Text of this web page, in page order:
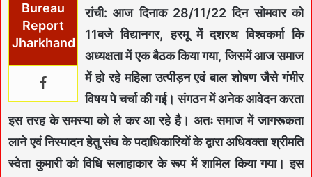
Bureau
Report
Jharkhand
रांची: आज दिनाक 28/11/22 दिन सोमवार को
11बजे विद्यानगर, हरमू में दशरथ विश्वकर्मा कि
अध्यक्षता में एक बैठक किया गया, जिसमें आज समाज
में हो रहे महिला उत्पीड़न एवं बाल शोषण जैसे गंभीर
विषय पे चर्चा की गई। संगठन में अनेक आवेदन करता
इस तरह के समस्या को ले कर आ रहे है। अतः समाज में जागरूकता
लाने एवं निस्पादन हेतु संघ के पदाधिकारियों के द्वारा अधिवक्ता श्रीमति
स्वेता कुमारी को विधि सलाहाकार के रूप में शामिल किया गया। इस